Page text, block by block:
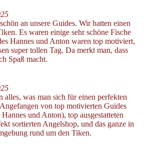
an unsere Guides. Wir hatten einen
Es waren einige sehr schöne Fische
Hannes und Anton waren top motiviert,
super tollen Tag. Da merkt man, dass
Spaß macht.
alles, was man sich für einen perfekten
von top motivierten Guides
und Anton), top ausgestatteten
sortierten Angelshop, und das ganze in
rund um den Tiken.